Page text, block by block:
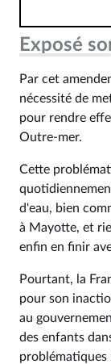
Exposé
Par cet
nécessité de
pour rendre
Outre-mer.
Cette
d'eau, bien
à Mayotte, et
enfin en finir
Pourtant, la
pour son
au
des enfants
problématiques